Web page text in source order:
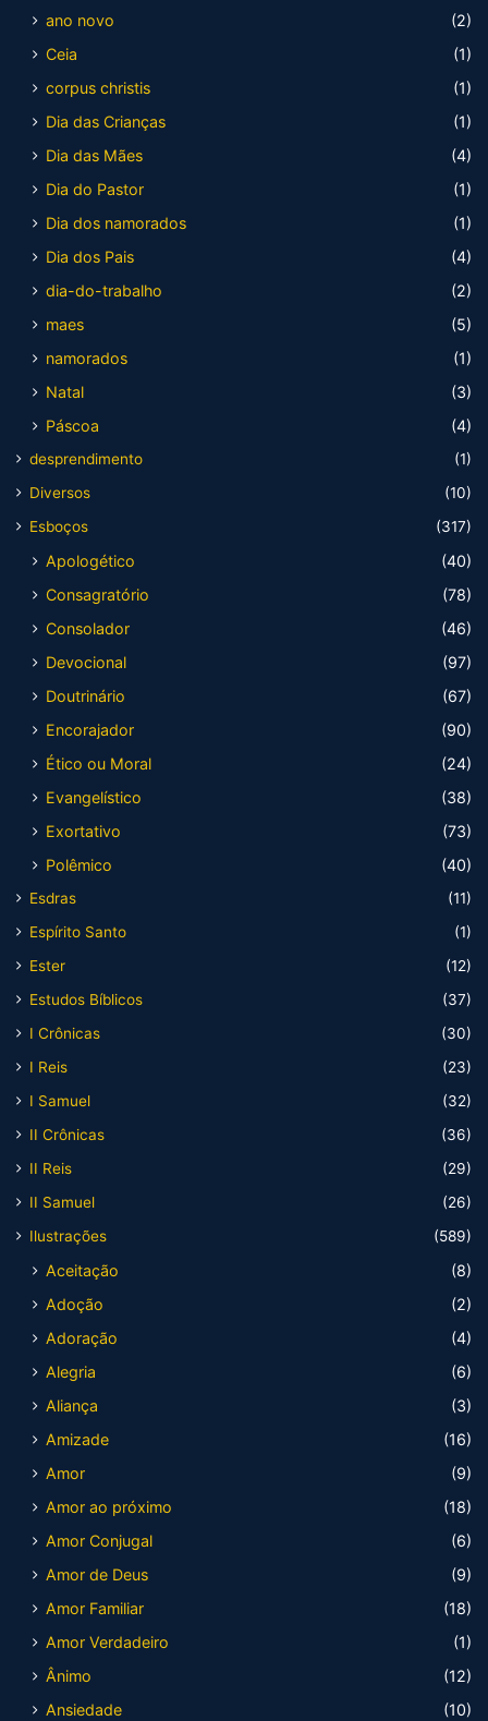
ano novo
(2)
Ceia
(1)
corpus christis
(1)
Dia das Crianças
(1)
Dia das Mães
(4)
Dia do Pastor
(1)
Dia dos namorados
(1)
Dia dos Pais
(4)
dia-do-trabalho
(2)
maes
(5)
namorados
(1)
Natal
(3)
Páscoa
(4)
desprendimento
(1)
Diversos
(10)
Esboços
(317)
Apologético
(40)
Consagratório
(78)
Consolador
(46)
Devocional
(97)
Doutrinário
(67)
Encorajador
(90)
Ético ou Moral
(24)
Evangelístico
(38)
Exortativo
(73)
Polêmico
(40)
Esdras
(11)
Espírito Santo
(1)
Ester
(12)
Estudos Bíblicos
(37)
I Crônicas
(30)
I Reis
(23)
I Samuel
(32)
II Crônicas
(36)
II Reis
(29)
II Samuel
(26)
Ilustrações
(589)
Aceitação
(8)
Adoção
(2)
Adoração
(4)
Alegria
(6)
Aliança
(3)
Amizade
(16)
Amor
(9)
Amor ao próximo
(18)
Amor Conjugal
(6)
Amor de Deus
(9)
Amor Familiar
(18)
Amor Verdadeiro
(1)
Ânimo
(12)
Ansiedade
(10)